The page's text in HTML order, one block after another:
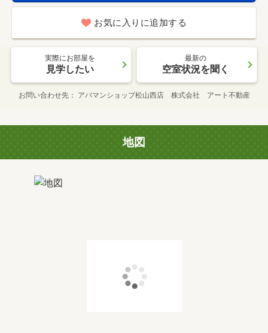
お気に入りに追加する
実際にお部屋を
見学したい
最新の
空室状況を聞く
お問い合わせ先 アパマンショップ松山西店 株式会社 アート不動産
地図